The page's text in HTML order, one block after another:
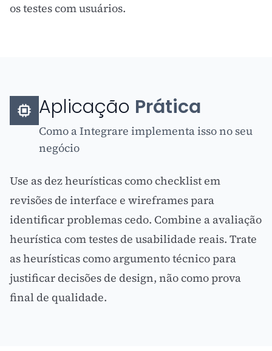
os testes com usuários.
Aplicação Prática
Como a Integrare implementa isso no seu
negócio
Use as dez heurísticas como checklist em
revisões de interface e wireframes para
identificar problemas cedo. Combine a avaliação
heurística com testes de usabilidade reais. Trate
as heurísticas como argumento técnico para
justificar decisões de design, não como prova
final de qualidade.